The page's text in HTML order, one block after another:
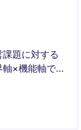
題に対する
×機能軸で専